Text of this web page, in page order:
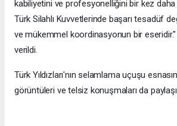
kabiliyetini ve profesyonelliğini bir kez
Türk Silahlı Kuvvetlerinde başarı tesadüf
ve mükemmel koordinasyonun bir
verildi.
Türk Yıldızları'nın selamlama uçuşu
görüntüleri ve telsiz konuşmaları da